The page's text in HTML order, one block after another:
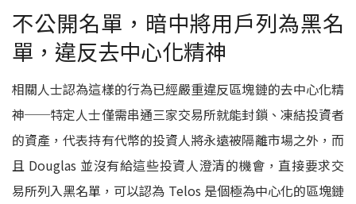
不公開名單，暗中將用戶列為黑名
單，違反去中心化精神
相關人士認為這樣的行為已經嚴重違反區塊鏈的去中心化精
神──特定人士僅需串通三家交易所就能封鎖、凍結投資者
的資產，代表持有代幣的投資人將永遠被隔離市場之外，而
且 Douglas 並沒有給這些投資人澄清的機會，直接要求交
易所列入黑名單，可以認為 Telos 是個極為中心化的區塊鏈